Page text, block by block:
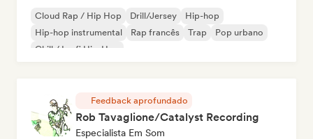
Cloud Rap / Hip Hop Drill/Jersey
Hip-hop
Hip-hop instrumental
Rap francês Trap
Pop urbano
Chill / Lo-fi Hip-Hop
Feedback aprofundado
Rob Tavaglione/Catalyst Recording
Especialista Em Som